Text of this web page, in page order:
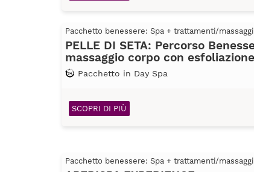
Pacchetto benessere: Spa + trattamenti/massaggi
PELLE DI SETA: Percorso
massaggio corpo con
Pacchetto in Day Spa
SCOPRI DI PIÙ
Pacchetto benessere: Spa + trattamenti/massaggi